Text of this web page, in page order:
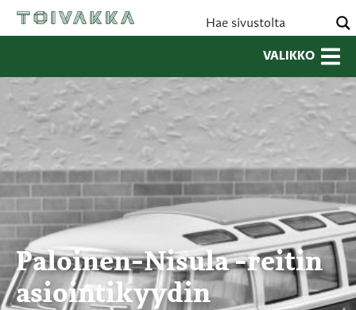
VALIKKO
Paloinen-Nisula -reitin
asiointikyydin